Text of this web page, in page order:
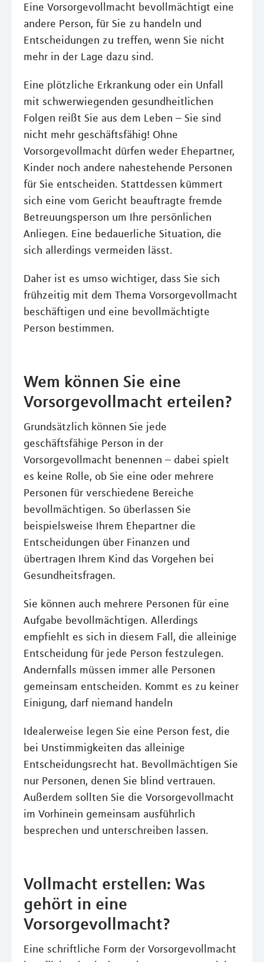
Eine Vorsorgevollmacht bevollmächtigt eine
andere Person, für Sie zu handeln und
Entscheidungen zu treffen, wenn Sie nicht
mehr in der Lage dazu sind.
Eine plötzliche Erkrankung oder ein Unfall
mit schwerwiegenden gesundheitlichen
Folgen reißt Sie aus dem Leben – Sie sind
nicht mehr geschäftsfähig! Ohne
Vorsorgevollmacht dürfen weder Ehepartner,
Kinder noch andere nahestehende Personen
für Sie entscheiden. Stattdessen kümmert
sich eine vom Gericht beauftragte fremde
Betreuungsperson um Ihre persönlichen
Anliegen. Eine bedauerliche Situation, die
sich allerdings vermeiden lässt.
Daher ist es umso wichtiger, dass Sie sich
frühzeitig mit dem Thema Vorsorgevollmacht
beschäftigen und eine bevollmächtigte
Person bestimmen.
Wem können Sie eine
Vorsorgevollmacht erteilen?
Grundsätzlich können Sie jede
geschäftsfähige Person in der
Vorsorgevollmacht benennen – dabei spielt
es keine Rolle, ob Sie eine oder mehrere
Personen für verschiedene Bereiche
bevollmächtigen. So überlassen Sie
beispielsweise Ihrem Ehepartner die
Entscheidungen über Finanzen und
übertragen Ihrem Kind das Vorgehen bei
Gesundheitsfragen.
Sie können auch mehrere Personen für eine
Aufgabe bevollmächtigen. Allerdings
empfiehlt es sich in diesem Fall, die alleinige
Entscheidung für jede Person festzulegen.
Andernfalls müssen immer alle Personen
gemeinsam entscheiden. Kommt es zu keiner
Einigung, darf niemand handeln
Idealerweise legen Sie eine Person fest, die
bei Unstimmigkeiten das alleinige
Entscheidungsrecht hat. Bevollmächtigen Sie
nur Personen, denen Sie blind vertrauen.
Außerdem sollten Sie die Vorsorgevollmacht
im Vorhinein gemeinsam ausführlich
besprechen und unterschreiben lassen.
Vollmacht erstellen: Was
gehört in eine
Vorsorgevollmacht?
Eine schriftliche Form der Vorsorgevollmacht